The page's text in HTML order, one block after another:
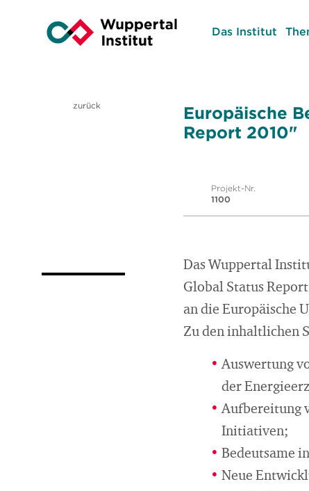
Das Institut
zurück
Europäische
Report 2010"
Projekt-Nr.
1100
Das Wuppertal
Global Status
an die Europäische
Zu den inhaltlichen
Auswertung
der
Aufbereitung
Initiativen;
Bedeutsame
Neue